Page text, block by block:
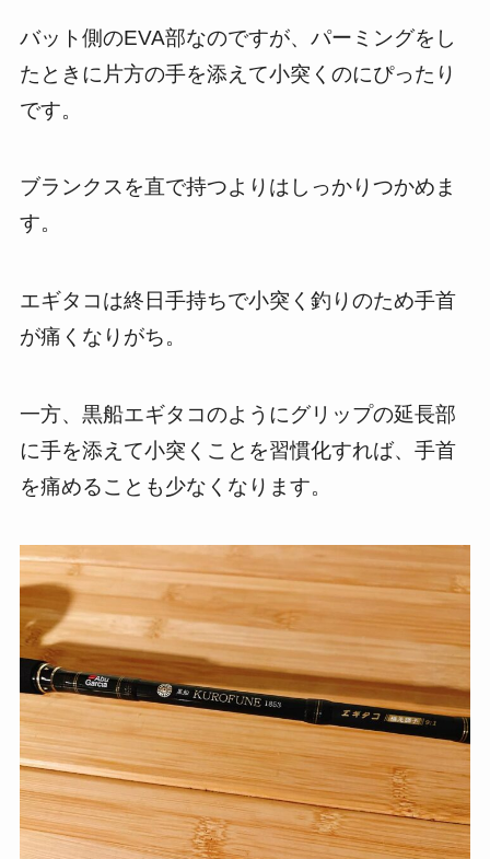
バット側のEVA部なのですが、パーミングをし
たときに片方の手を添えて小突くのにぴったり
です。
ブランクスを直で持つよりはしっかりつかめま
す。
エギタコは終日手持ちで小突く釣りのため手首
が痛くなりがち。
一方、黒船エギタコのようにグリップの延長部
に手を添えて小突くことを習慣化すれば、手首
を痛めることも少なくなります。